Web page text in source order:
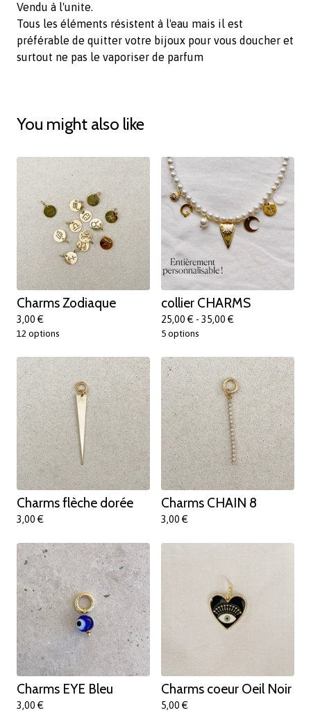
Vendu à l'unite.
Tous les éléments résistent à l'eau mais il est
préférable de quitter votre bijoux pour vous doucher et
surtout ne pas le vaporiser de parfum
You might also like
Charms Zodiaque
3,00 €
12 options
collier CHARMS
25,00 € - 35,00 €
5 options
Charms flèche dorée
3,00 €
Charms CHAIN 8
3,00 €
Charms EYE Bleu
3,00 €
Charms coeur Oeil Noir
5,00 €